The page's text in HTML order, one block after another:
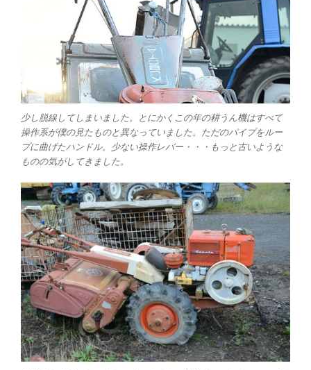
少し脱線してしまいました。とにかくこの年の耕うん機はすべて
操作系が僕の見たものと異なっていました。ただのパイプをルー
プに曲げたハンドル。少ない操作レバー・・・もっと古いような
ものの気がしてきました。